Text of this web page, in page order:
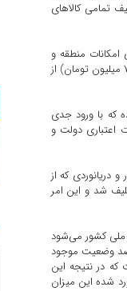
تمامی کالا‌های
منطقه و
اقدامات عمرانی و مبلمان شهری و ارائه خدمات بهینه به مردم در شهر‌ها و روستا‌ها ایجاد کرد که تاکنون مبلغ ۴.۷ همت (۴ هزار میلیارد و ۷ میلیون تومان) از
که کل مطالبات به میزان ۹۰ هزار میلیارد تومان (۹۰ همت) بوده که با ورود جدی
اعتباری دولت و
دریانوردی که از
شد و این امر
کشور می‌شود
مربوطه شناسایی و به آن‌ها به مدت ۲ سال فرصت داده شد که سطح مشعل سوزی خود را به کمتر از ۲۰ درصد وضعیت موجود
در نتیجه این
است و برآورد شده این میزان